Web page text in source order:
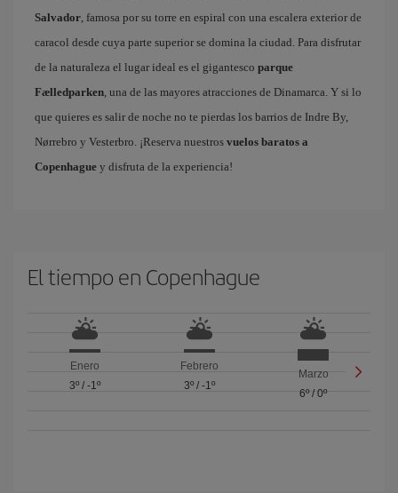
Salvador, famosa por su torre en espiral con una escalera exterior de
caracol desde cuya parte superior se domina la ciudad. Para disfrutar
de la naturaleza el lugar ideal es el gigantesco parque
Fælledparken, una de las mayores atracciones de Dinamarca. Y si lo
que quieres es salir de noche no te pierdas los barrios de Indre By,
Nørrebro y Vesterbro. ¡Reserva nuestros vuelos baratos a
Copenhague y disfruta de la experiencia!
El tiempo en Copenhague
Enero
3º/ -1º
Febrero
3º/ -1º
Marzo
6º/0º